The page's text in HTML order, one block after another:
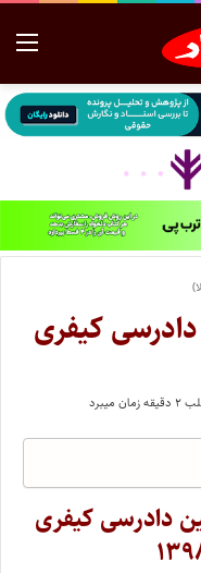
کیفری
دادرسی کیفری